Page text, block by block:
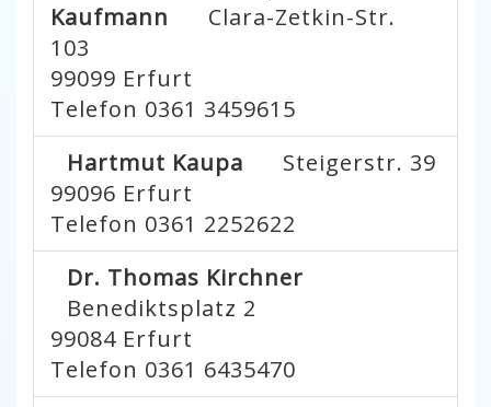
Kaufmann
Clara-Zetkin-Str.
103
99099 Erfurt
Telefon 0361 3459615
Hartmut Kaupa
Steigerstr. 39
99096 Erfurt
Telefon 0361 2252622
Dr. Thomas Kirchner
Benediktsplatz 2
99084 Erfurt
Telefon 0361 6435470